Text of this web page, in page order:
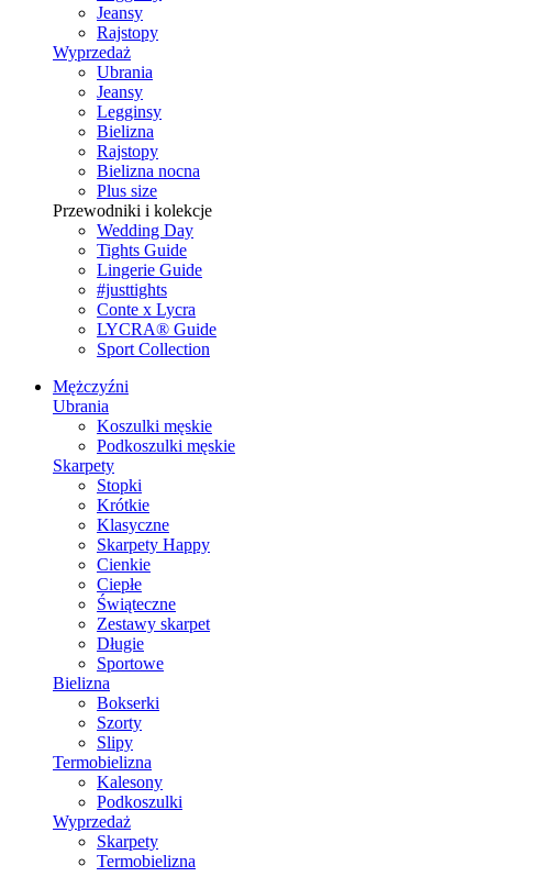
Jeansy
Rajstopy
Wyprzedaż
Ubrania
Jeansy
Legginsy
Bielizna
Rajstopy
Bielizna nocna
Plus size
Przewodniki i kolekcje
Wedding Day
Tights Guide
Lingerie Guide
#justtights
Conte x Lycra
LYCRA® Guide
Sport Сollection
Mężczyźni
Ubrania
Koszulki męskie
Podkoszulki męskie
Skarpety
Stopki
Krótkie
Klasyczne
Skarpety Happy
Cienkie
Ciepłe
Świąteczne
Zestawy skarpet
Długie
Sportowe
Bielizna
Bokserki
Szorty
Slipy
Termobielizna
Kalesony
Podkoszulki
Wyprzedaż
Skarpety
Termobielizna